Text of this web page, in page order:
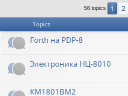
56 topics 1 2
Topics
Forth на PDP-8
Электроника НЦ-8010
КМ1801ВМ2